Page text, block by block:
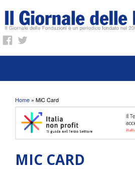
Tu sei qui
Home » MiC Card
MIC CARD